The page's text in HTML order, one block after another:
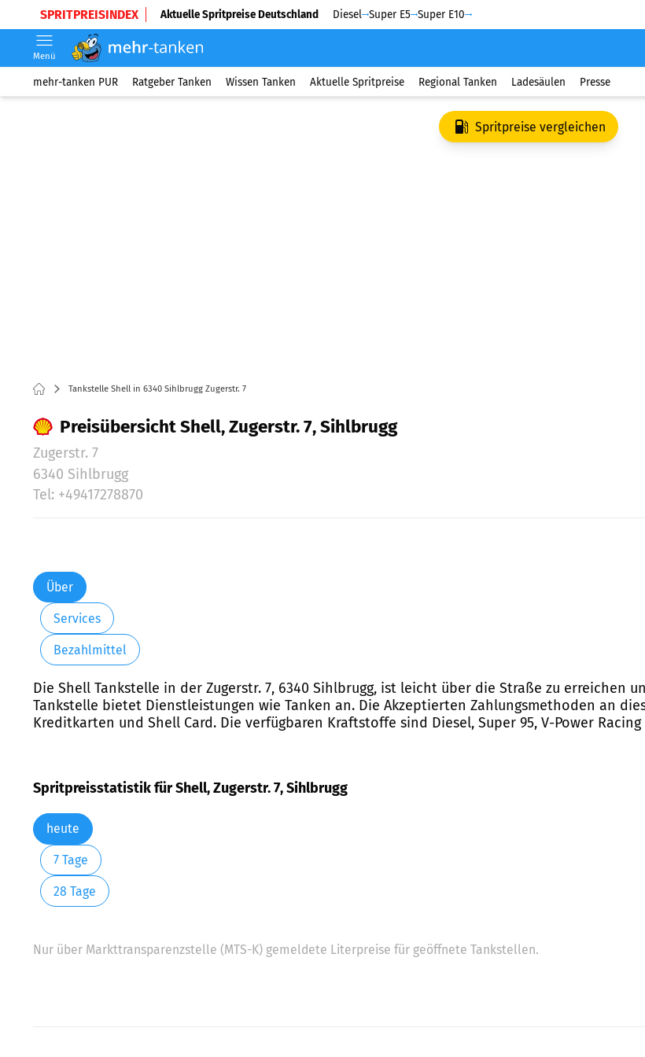
SPRITPREISINDEX Aktuelle Spritpreise Deutschland Diesel Super E5 Super E10
Menü
mehr-tanken PUR Ratgeber Tanken Wissen Tanken Aktuelle Spritpreise Regional Tanken Ladesäulen Presse
Spritpreise vergleichen
Tankstelle Shell in 6340 Sihlbrugg Zugerstr. 7
Preisübersicht Shell, Zugerstr. 7, Sihlbrugg
Zugerstr. 7
6340 Sihlbrugg
Tel: +49417278870
Über
Services
Bezahlmittel
Die Shell Tankstelle in der Zugerstr. 7, 6340 Sihlbrugg, ist leicht über die Straße zu erreichen
Tankstelle bietet Dienstleistungen wie Tanken an. Die Akzeptierten Zahlungsmethoden an
Kreditkarten und Shell Card. Die verfügbaren Kraftstoffe sind Diesel, Super 95, V-Power
Spritpreisstatistik für Shell, Zugerstr. 7, Sihlbrugg
heute
7 Tage
28 Tage
Nur über Markttransparenzstelle (MTS-K) gemeldete Literpreise für geöffnete Tankstellen.